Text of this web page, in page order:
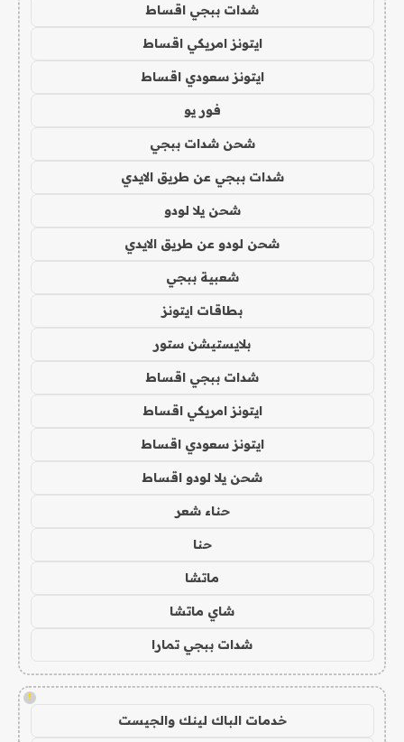
شدات ببجي اقساط
ايتونز امريكي اقساط
ايتونز سعودي اقساط
فور يو
شحن شدات ببجي
شدات ببجي عن طريق الايدي
شحن يلا لودو
شحن لودو عن طريق الايدي
شعبية ببجي
بطاقات ايتونز
بلايستيشن ستور
شدات ببجي اقساط
ايتونز امريكي اقساط
ايتونز سعودي اقساط
شحن يلا لودو اقساط
حناء شعر
حنا
ماتشا
شاي ماتشا
شدات ببجي تمارا
!
خدمات الباك لينك والجيست